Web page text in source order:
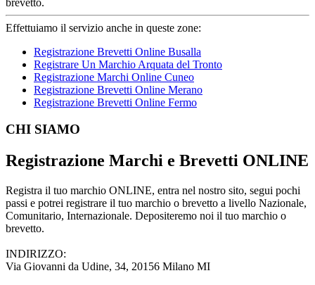
Effettuiamo il servizio anche in queste zone:
Registrazione Brevetti Online Busalla
Registrare Un Marchio Arquata del Tronto
Registrazione Marchi Online Cuneo
Registrazione Brevetti Online Merano
Registrazione Brevetti Online Fermo
Footer
CHI SIAMO
Registrazione Marchi e Brevetti ONLINE
Registra il tuo marchio ONLINE, entra nel nostro sito, segui pochi
passi e potrei registrare il tuo marchio o brevetto a livello Nazionale,
Comunitario, Internazionale. Depositeremo noi il tuo marchio o
brevetto.
INDIRIZZO:
Via Giovanni da Udine, 34, 20156 Milano MI